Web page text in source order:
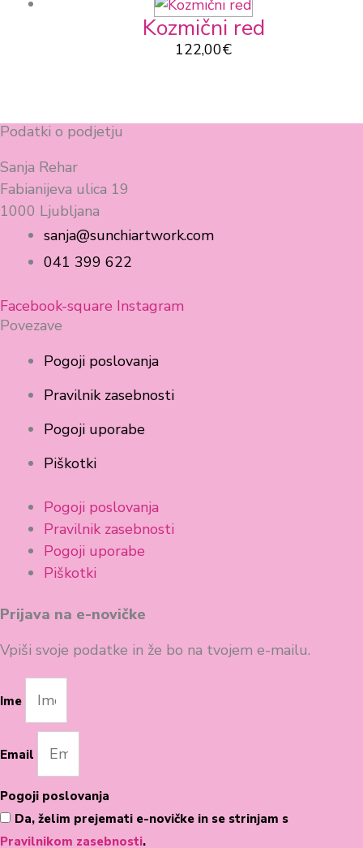
Kozmični red
122,00€
Podatki o podjetju
Sanja Rehar
Fabianijeva ulica 19
1000 Ljubljana
sanja@sunchiartwork.com
041 399 622
Facebook-square Instagram
Povezave
Pogoji poslovanja
Pravilnik zasebnosti
Pogoji uporabe
Piškotki
Pogoji poslovanja
Pravilnik zasebnosti
Pogoji uporabe
Piškotki
Prijava na e-novičke
Vpiši svoje podatke in že bo na tvojem e-mailu.
Ime
Email
Pogoji poslovanja
Da, želim prejemati e-novičke in se strinjam s
Pravilnikom zasebnosti.